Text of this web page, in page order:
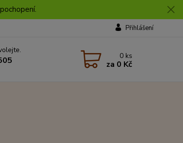
Přihlášení
0 ks
za 0 Kč